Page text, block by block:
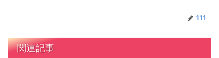
111
関連記事